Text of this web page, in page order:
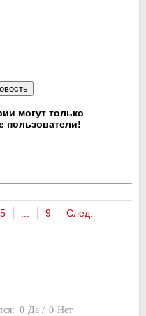
могут только
пользователи!
5 9 След.
0 Да / 0 Нет